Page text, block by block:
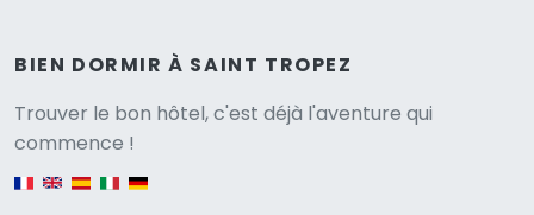
BIEN DORMIR À SAINT TROPEZ
Trouver le bon hôtel, c'est déjà l'aventure qui
commence !
English version